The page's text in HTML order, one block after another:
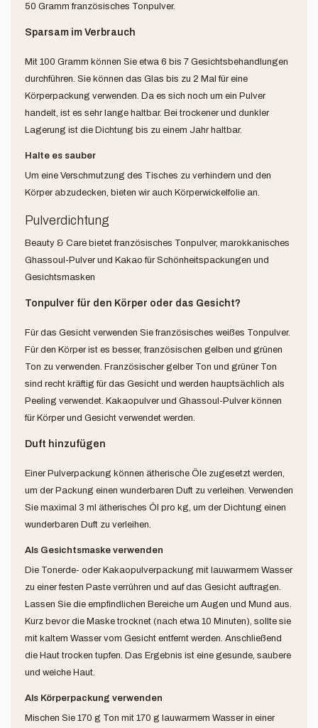
50 Gramm französisches Tonpulver.
Sparsam im Verbrauch
Mit 100 Gramm können Sie etwa 6 bis 7 Gesichtsbehandlungen
durchführen. Sie können das Glas bis zu 2 Mal für eine
Körperpackung verwenden. Da es sich noch um ein Pulver
handelt, ist es sehr lange haltbar. Bei trockener und dunkler
Lagerung ist die Dichtung bis zu einem Jahr haltbar.
Halte es sauber
Um eine Verschmutzung des Tisches zu verhindern und den
Körper abzudecken, bieten wir auch Körperwickelfolie an.
Pulverdichtung
Beauty & Care bietet französisches Tonpulver, marokkanisches
Ghassoul-Pulver und Kakao für Schönheitspackungen und
Gesichtsmasken
Tonpulver für den Körper oder das Gesicht?
Für das Gesicht verwenden Sie französisches weißes Tonpulver.
Für den Körper ist es besser, französischen gelben und grünen
Ton zu verwenden. Französischer gelber Ton und grüner Ton
sind recht kräftig für das Gesicht und werden hauptsächlich als
Peeling verwendet. Kakaopulver und Ghassoul-Pulver können
für Körper und Gesicht verwendet werden.
Duft hinzufügen
Einer Pulverpackung können ätherische Öle zugesetzt werden,
um der Packung einen wunderbaren Duft zu verleihen. Verwenden
Sie maximal 3 ml ätherisches Öl pro kg, um der Dichtung einen
wunderbaren Duft zu verleihen.
Als Gesichtsmaske verwenden
Die Tonerde- oder Kakaopulverpackung mit lauwarmem Wasser
zu einer festen Paste verrühren und auf das Gesicht auftragen.
Lassen Sie die empfindlichen Bereiche um Augen und Mund aus.
Kurz bevor die Maske trocknet (nach etwa 10 Minuten), sollte sie
mit kaltem Wasser vom Gesicht entfernt werden. Anschließend
die Haut trocken tupfen. Das Ergebnis ist eine gesunde, saubere
und weiche Haut.
Als Körperpackung verwenden
Mischen Sie 170 g Ton mit 170 g lauwarmem Wasser in einer